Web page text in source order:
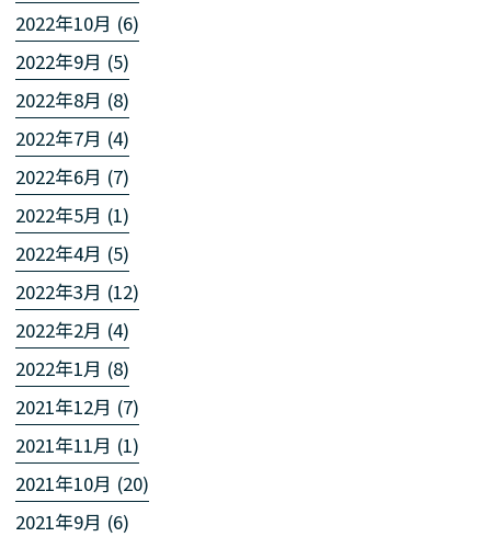
2022年10月 (6)
2022年9月 (5)
2022年8月 (8)
2022年7月 (4)
2022年6月 (7)
2022年5月 (1)
2022年4月 (5)
2022年3月 (12)
2022年2月 (4)
2022年1月 (8)
2021年12月 (7)
2021年11月 (1)
2021年10月 (20)
2021年9月 (6)